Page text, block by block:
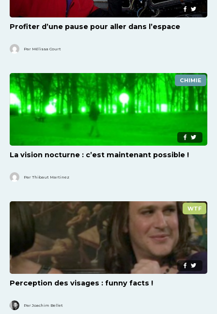
Profiter d’une pause pour aller dans l’espace
Par Mélissa Court
CHIMIE
La vision nocturne : c’est maintenant possible !
Par Thibaut Martinez
WTF
Perception des visages : funny facts !
Par Joachim Bellet